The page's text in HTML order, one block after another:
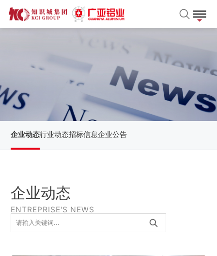
企业动态行业动态招标信息企业公告
企业动态
ENTREPRISE'S NEWS